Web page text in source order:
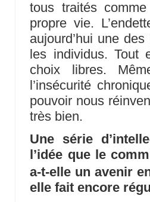
tous traités
propre vie.
aujourd’hui une
les individus. Tout
choix libres.
l’insécurité
pouvoir nous
très bien.
Une série
l’idée que le
a-t-elle un avenir
elle fait encore